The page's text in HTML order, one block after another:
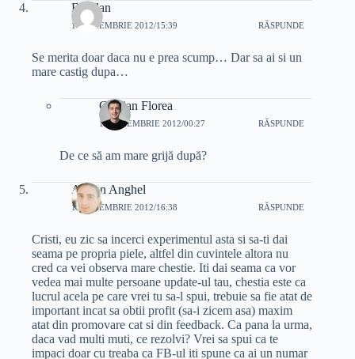
Bogdan
14 NOIEMBRIE 2012/15:39 RĂSPUNDE
Se merita doar daca nu e prea scump… Dar sa ai si un
mare castig dupa…
Cristian Florea
15 NOIEMBRIE 2012/00:27 RĂSPUNDE
De ce să am mare grijă după?
Adrian Anghel
14 NOIEMBRIE 2012/16:38 RĂSPUNDE
Cristi, eu zic sa incerci experimentul asta si sa-ti dai
seama pe propria piele, altfel din cuvintele altora nu
cred ca vei observa mare chestie. Iti dai seama ca vor
vedea mai multe persoane update-ul tau, chestia este ca
lucrul acela pe care vrei tu sa-l spui, trebuie sa fie atat de
important incat sa obtii profit (sa-i zicem asa) maxim
atat din promovare cat si din feedback. Ca pana la urma,
daca vad multi muti, ce rezolvi? Vrei sa spui ca te
impaci doar cu treaba ca FB-ul iti spune ca ai un numar